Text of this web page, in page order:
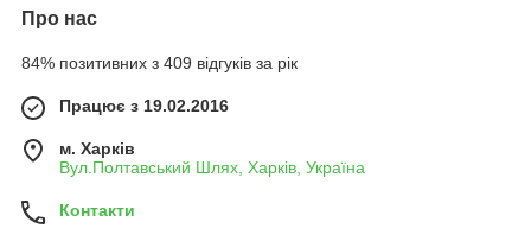
Про нас
84% позитивних з 409 відгуків за рік
Працює з 19.02.2016
м. Харків
Вул.Полтавський Шлях, Харків, Україна
Контакти